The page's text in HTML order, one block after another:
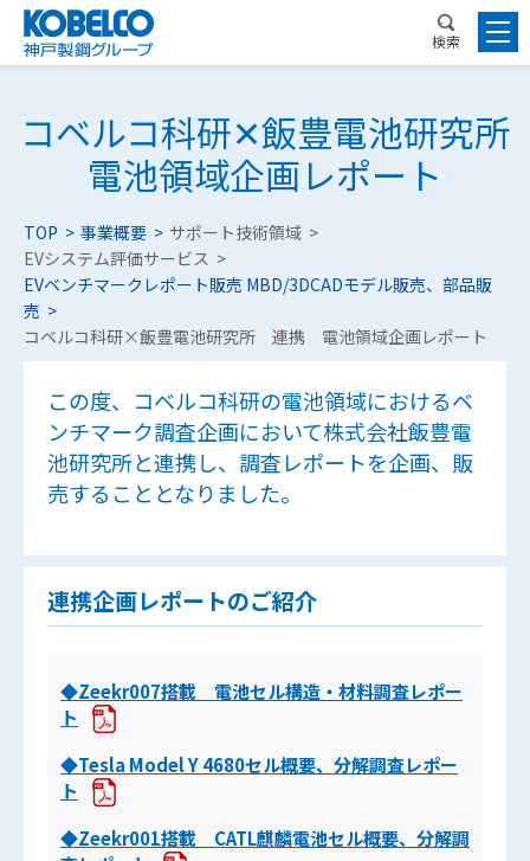
検索
コベルコ科研✕飯豊電池研究所
電池領域企画レポート
TOP 事業概要
サポート技術領域
EVシステム評価サービス
EVベンチマークレポート販売 MBD/3DCADモデル販売、部品販
売
コベルコ科研×飯豊電池研究所 連携 電池領域企画レポート
この度、コベルコ科研の電池領域におけるベ
ンチマーク調査企画において株式会社飯豊電
池研究所と連携し、調査レポートを企画、販
売することとなりました。
連携企画レポートのご紹介
◆Zeekr007搭載 電池セル構造・材料調査レポー
ト
◆Tesla Model Y 4680セル概要、分解調査レポー
ト
◆Zeekr001搭載 CATL麒麟電池セル概要、分解調